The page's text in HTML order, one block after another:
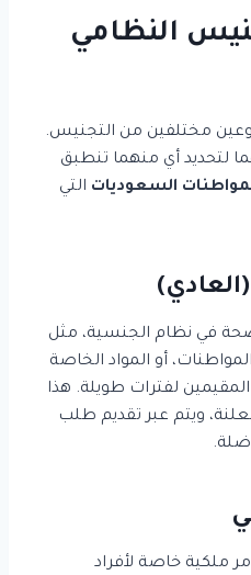
النظامي
مختلفين من التجنيس.
لتحديد أي منهما تنطبق
السعوديات التي
في نظام الجنسية، مثل
أو المواد الخاصة
لفترات طويلة. هذا
ويتم عبر تقديم طلب
ملكية خاصة لأفراد